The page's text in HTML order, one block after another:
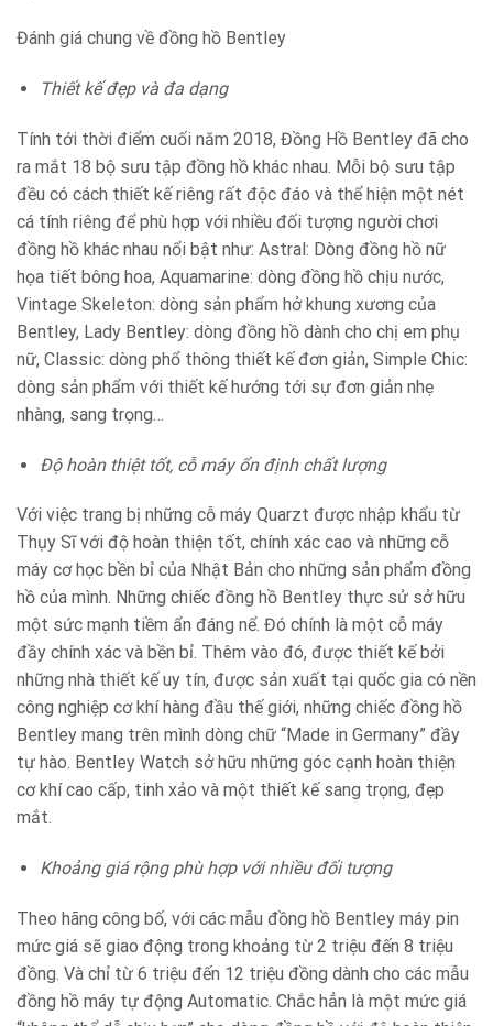
Đánh giá chung về đồng hồ Bentley
Thiết kế đẹp và đa dạng
Tính tới thời điểm cuối năm 2018, Đồng Hồ Bentley đã cho
ra mắt 18 bộ sưu tập đồng hồ khác nhau. Mỗi bộ sưu tập
đều có cách thiết kế riêng rất độc đáo và thể hiện một nét
cá tính riêng để phù hợp với nhiều đối tượng người chơi
đồng hồ khác nhau nổi bật như: Astral: Dòng đồng hồ nữ
họa tiết bông hoa, Aquamarine: dòng đồng hồ chịu nước,
Vintage Skeleton: dòng sản phẩm hở khung xương của
Bentley, Lady Bentley: dòng đồng hồ dành cho chị em phụ
nữ, Classic: dòng phổ thông thiết kế đơn giản, Simple Chic:
dòng sản phẩm với thiết kế hướng tới sự đơn giản nhẹ
nhàng, sang trọng…
Độ hoàn thiệt tốt, cỗ máy ổn định chất lượng
Với việc trang bị những cỗ máy Quarzt được nhập khẩu từ
Thụy Sĩ với độ hoàn thiện tốt, chính xác cao và những cỗ
máy cơ học bền bỉ của Nhật Bản cho những sản phẩm đồng
hồ của mình. Những chiếc đồng hồ Bentley thực sử sở hữu
một sức mạnh tiềm ẩn đáng nể. Đó chính là một cỗ máy
đầy chính xác và bền bỉ. Thêm vào đó, được thiết kế bởi
những nhà thiết kế uy tín, được sản xuất tại quốc gia có nền
công nghiệp cơ khí hàng đầu thế giới, những chiếc đồng hồ
Bentley mang trên mình dòng chữ “Made in Germany” đầy
tự hào. Bentley Watch sở hữu những góc cạnh hoàn thiện
cơ khí cao cấp, tinh xảo và một thiết kế sang trọng, đẹp
mắt.
Khoảng giá rộng phù hợp với nhiều đối tượng
Theo hãng công bố, với các mẫu đồng hồ Bentley máy pin
mức giá sẽ giao động trong khoảng từ 2 triệu đến 8 triệu
đồng. Và chỉ từ 6 triệu đến 12 triệu đồng dành cho các mẫu
đồng hồ máy tự động Automatic. Chắc hẳn là một mức giá